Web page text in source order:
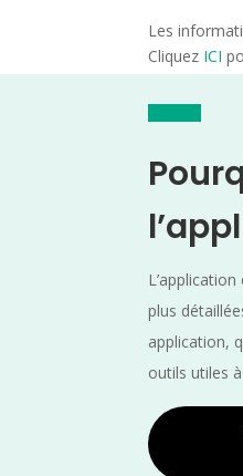
Les
Cliquez ICI
plus
application,
outils utiles